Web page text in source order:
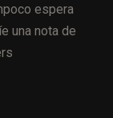
espera
una nota de